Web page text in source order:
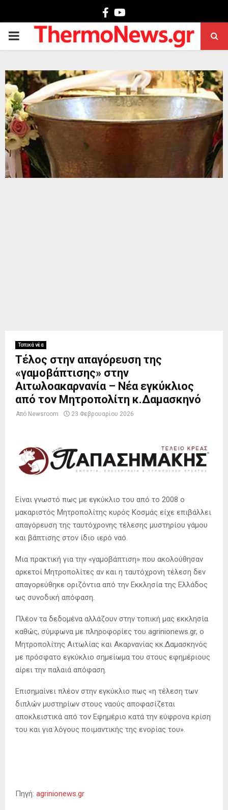
Facebook
PRIMARY
Τοπικά νέα
Τέλος στην απαγόρευση της
«γαμοβάπτισης» στην
Αιτωλοακαρνανία – Νέα εγκύκλιος
από τον Μητροπολίτη κ.Δαμασκηνό
Από Newsroom 23 Φεβρουαρίου 2026
Είναι γνωστό πως με εγκύκλιο του από το 2008 ο
μακαριστός Μητροπολίτης κυρός Κοσμάς είχε επιβάλλει
απαγόρευση της ταυτόχρονης τέλεσης μυστηρίου γάμου
και βάπτισης στον ίδιο ιερό ναό.
Μια πρακτική για την «γαμοβάπτιση» που ακολούθησαν
αρκετοί Μητροπολίτες αν και η ταυτόχρονη τέλεση δεν
απαγορεύθηκε οριζόντια από την Εκκλησία της Ελλάδος
ως συνοδική απόφαση.
Πλέον τα δεδομένα αλλάζουν στην τοπική μας εκκλησία
καθώς, σύμφωνα με πληροφορίες του agrinionews.gr, ο
Μητροπολίτης Αιτωλίας και Ακαρνανίας κκ.Δαμασκηνός
με πρόσφατο εγκύκλιο σημείωμα του στους εφημέριους
αίρει την παλαιά απόφαση.
Επισημαίνει πλέον στην εγκύκλιο πως «η τέλεση των
διπλών μυστηρίων στους ναούς αποφασίζεται
αποκλειστικά από τον Εφημέριο κατά την εύφρονα κρίση
του και για λόγους ποιμαντικής της ενορίας του».
Πηγή: agrinionews.gr